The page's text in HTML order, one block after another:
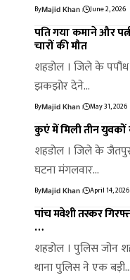
ByMajid Khan June 2, 2026
पति गया कमाने और
चारों की मौत
शहडोल । जिले के पपौंध
झकझोर देने…
ByMajid Khan May 31, 2026
कुएं में मिली तीन
शहडोल । जिले के
घटना मंगलवार…
ByMajid Khan April 14, 2026
पांच मवेशी तस्कर
…
शहडोल । पुलिस जोन
थाना पुलिस ने एक बड़ी…